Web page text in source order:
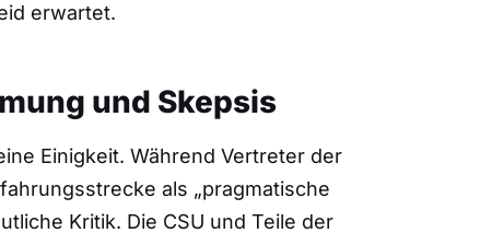
erwartet.
und Skepsis
Einigkeit. Während Vertreter der
als „pragmatische
Kritik. Die CSU und Teile der